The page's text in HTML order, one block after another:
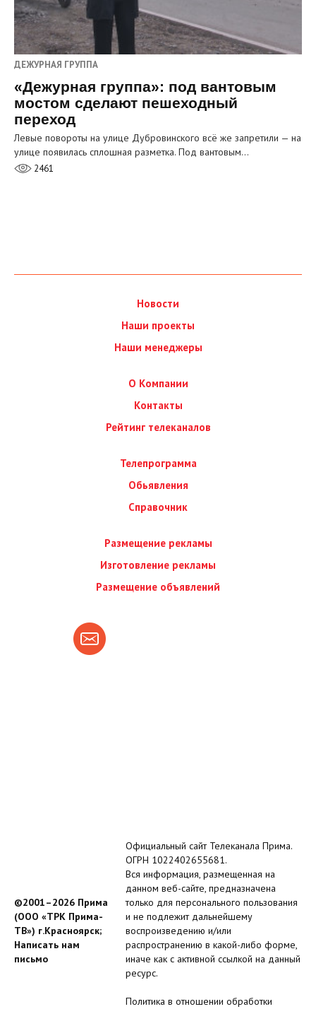
ДЕЖУРНАЯ ГРУППА
«Дежурная группа»: под вантовым
мостом сделают пешеходный
переход
Левые повороты на улице Дубровинского всё же запретили — на
улице появилась сплошная разметка. Под вантовым…
2461
Новости
Наши проекты
Наши менеджеры
О Компании
Контакты
Рейтинг телеканалов
Телепрограмма
Обьявления
Справочник
Размещение рекламы
Изготовление рекламы
Размещение объявлений
©2001–2026 Прима
(ООО «ТРК Прима-
ТВ») г.Красноярск;
Написать нам
письмо
Официальный сайт Телеканала Прима.
ОГРН 1022402655681.
Вся информация, размещенная на
данном веб-сайте, предназначена
только для персонального пользования
и не подлежит дальнейшему
воспроизведению и/или
распространению в какой-либо форме,
иначе как с активной ссылкой на данный
ресурс.
Политика в отношении обработки